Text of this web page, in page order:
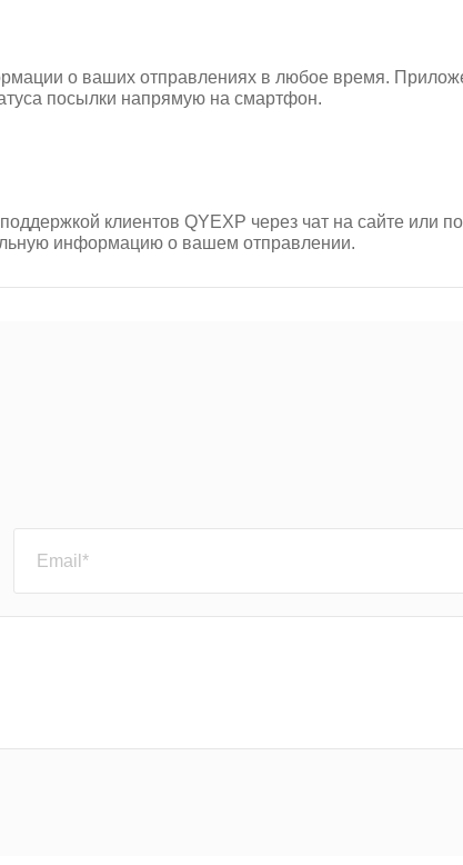
о ваших отправлениях в любое время.
посылки напрямую на смартфон.
клиентов QYEXP через чат на сайте или
информацию о вашем отправлении.